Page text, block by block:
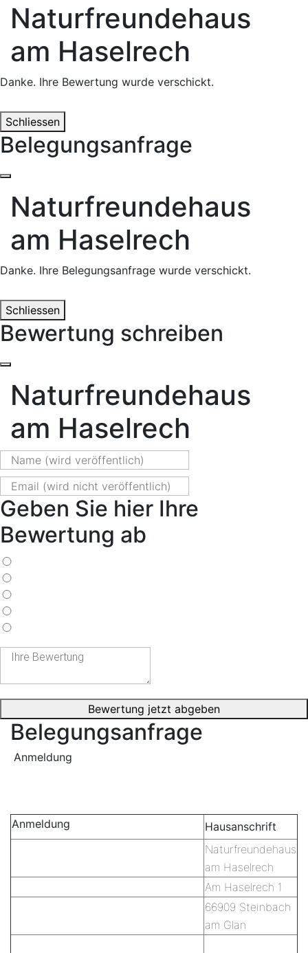
Naturfreundehaus
am Haselrech
Danke. Ihre Bewertung wurde verschickt.
Schliessen
Belegungsanfrage
Naturfreundehaus
am Haselrech
Danke. Ihre Belegungsanfrage wurde verschickt.
Schliessen
Bewertung schreiben
Naturfreundehaus
am Haselrech
Geben Sie hier Ihre
Bewertung ab
Bewertung jetzt abgeben
Belegungsanfrage
Anmeldung
Anmeldung Hausanschrift
Naturfreundehaus
am Haselrech
Am Haselrech 1
66909 Steinbach
am Glan